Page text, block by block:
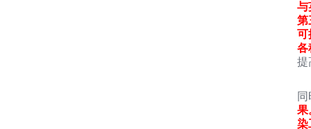
与
第
可
各
提
同
果
染